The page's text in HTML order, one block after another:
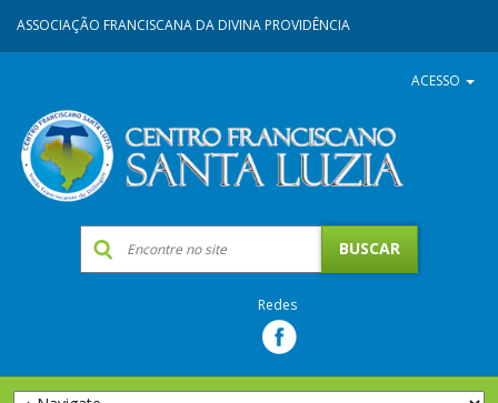
ASSOCIAÇÃO FRANCISCANA DA DIVINA PROVIDÊNCIA
ACESSO
Redes